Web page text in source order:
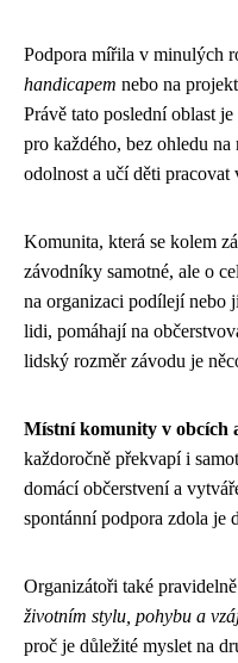
Podpora mířila v minulých
handicapem nebo na
Právě tato poslední oblast
pro každého, bez ohledu
odolnost a učí děti
Komunita, která se kolem
závodníky samotné, ale o
na organizaci podílejí nebo
lidi, pomáhají na
lidský rozměr závodu je
Místní komunity v obcích
každoročně překvapí i
domácí občerstvení a
spontánní podpora zdola je
Organizátoři také
životním stylu, pohybu a
proč je důležité myslet na